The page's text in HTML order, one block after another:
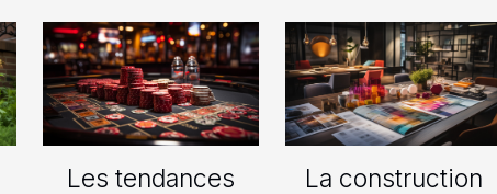
Rhône
Les tendances La construction